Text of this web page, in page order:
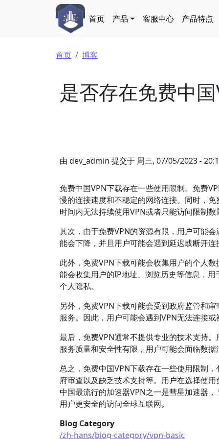
Main navigation
首页 产品 客服中心 产品特点
面包屑
首页 博客
是否存在免费中
由 dev_admin 提交于 周三, 07/05/2023 -
免费中国VPN下载存在一些使用限制。免费
慢的连接速度和不稳定的网络连接。同时，
时间内无法持续使用VPN或者只能访问限制数
其次，由于免费VPN的资源有限，用户可能
能会下降，并且用户可能会遇到延迟或断开连
此外，免费VPN下载可能会收集用户的个人
能会收集用户的IP地址、浏览历史等信息，
个人隐私。
另外，免费VPN下载可能会受到政府监管和
服务。因此，用户可能会遇到VPN无法连接
最后，免费VPN通常不提供专业的技术支持
服务质量和安全性有限，用户可能会面临数
总之，免费中国VPN下载存在一些使用限制
府审查以及缺乏技术支持等。用户在选择使
中国最流行的加速器VPN之一是彗星加速器
用户更安全的访问全球互联网。
Blog Category
/zh-hans/blog-category/vpn-basic